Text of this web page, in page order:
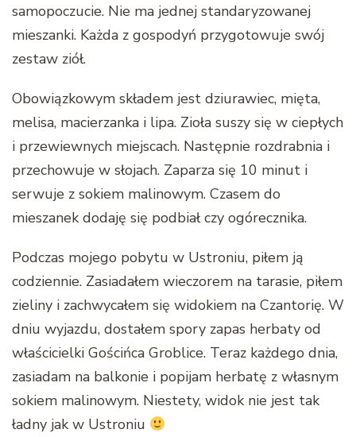
samopoczucie. Nie ma jednej standaryzowanej
mieszanki. Każda z gospodyń przygotowuje swój
zestaw ziół.
Obowiązkowym składem jest dziurawiec, mięta,
melisa, macierzanka i lipa. Zioła suszy się w ciepłych
i przewiewnych miejscach. Następnie rozdrabnia i
przechowuje w słojach. Zaparza się 10 minut i
serwuje z sokiem malinowym. Czasem do
mieszanek dodaję się podbiał czy ogórecznika.
Podczas mojego pobytu w Ustroniu, piłem ją
codziennie. Zasiadałem wieczorem na tarasie, piłem
zieliny i zachwycałem się widokiem na Czantorię. W
dniu wyjazdu, dostałem spory zapas herbaty od
właścicielki Gościńca Groblice. Teraz każdego dnia,
zasiadam na balkonie i popijam herbatę z własnym
sokiem malinowym. Niestety, widok nie jest tak
ładny jak w Ustroniu